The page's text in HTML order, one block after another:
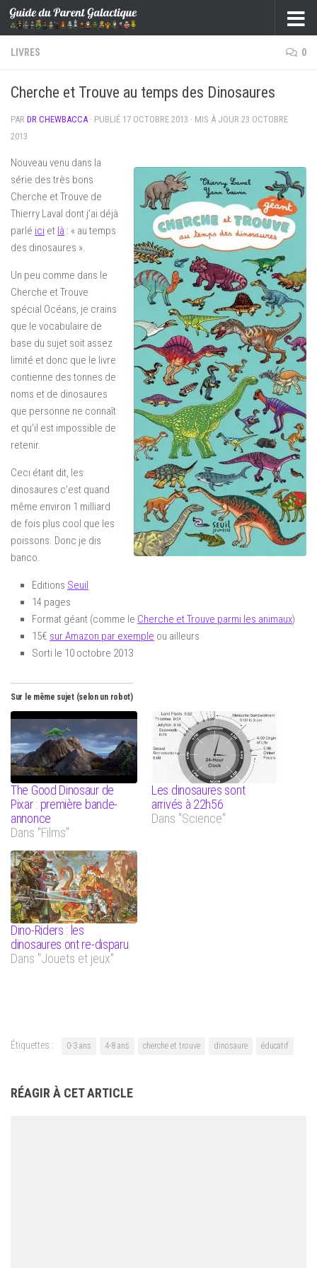
Skip to content
LIVRES 0
Cherche et Trouve au temps des Dinosaures
PAR DR CHEWBACCA · PUBLIÉ 17 OCTOBRE 2013 · MIS À JOUR 23 OCTOBRE
2013
Nouveau venu dans la
série des très bons
Cherche et Trouve de
Thierry Laval dont j’ai déjà
parlé ici et là : « au temps
des dinosaures ».
Un peu comme dans le
Cherche et Trouve
spécial Océans, je crains
que le vocabulaire de
base du sujet soit assez
limité et donc que le livre
contienne des tonnes de
noms et de dinosaures
que personne ne connaît
et qu’il est impossible de
retenir.
Ceci étant dit, les
dinosaures c’est quand
même environ 1 milliard
de fois plus cool que les
poissons. Donc je dis
banco.
Editions Seuil
14 pages
Format géant (comme le Cherche et Trouve parmi les animaux)
15€ sur Amazon par exemple ou ailleurs
Sorti le 10 octobre 2013
Sur le même sujet (selon un robot)
The Good Dinosaur de
Pixar : première bande-
annonce
Dans "Films"
Les dinosaures sont
arrivés à 22h56
Dans "Science"
Dino-Riders : les
dinosaures ont re-disparu
Dans "Jouets et jeux"
Étiquettes : 0-3 ans 4-8 ans cherche et trouve dinosaure éducatif
RÉAGIR À CET ARTICLE